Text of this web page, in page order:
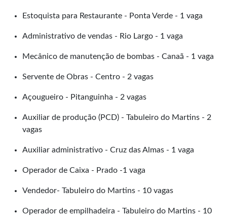
Estoquista para Restaurante - Ponta Verde - 1 vaga
Administrativo de vendas - Rio Largo - 1 vaga
Mecânico de manutenção de bombas - Canaã - 1 vaga
Servente de Obras - Centro - 2 vagas
Açougueiro - Pitanguinha - 2 vagas
Auxiliar de produção (PCD) - Tabuleiro do Martins - 2
vagas
Auxiliar administrativo - Cruz das Almas - 1 vaga
Operador de Caixa - Prado -1 vaga
Vendedor- Tabuleiro do Martins - 10 vagas
Operador de empilhadeira - Tabuleiro do Martins - 10